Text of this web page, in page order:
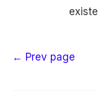
← Prev page